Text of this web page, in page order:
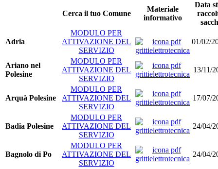
Cerca il tuo Comune
Materiale
informativo
Data
Adria
MODULO PER
ATTIVAZIONE DEL
SERVIZIO
01/02/
Ariano nel
Polesine
MODULO PER
ATTIVAZIONE DEL
SERVIZIO
13/11/
Arquà Polesine
MODULO PER
ATTIVAZIONE DEL
SERVIZIO
17/07/
Badia Polesine
MODULO PER
ATTIVAZIONE DEL
SERVIZIO
24/04/
Bagnolo di Po
MODULO PER
ATTIVAZIONE DEL
SERVIZIO
24/04/